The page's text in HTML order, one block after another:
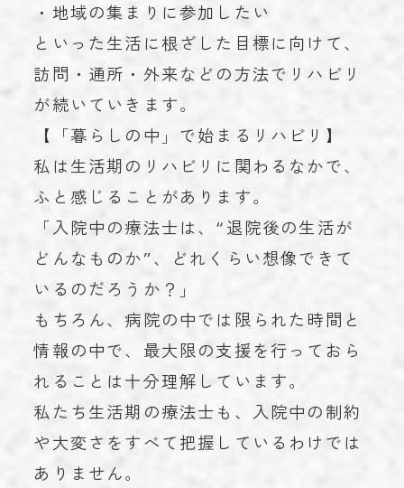
・地域の集まりに参加したい
といった生活に根ざした目標に向けて、
訪問・通所・外来などの方法でリハビリ
が続いていきます。
【「暮らしの中」で始まるリハビリ】
私は生活期のリハビリに関わるなかで、
ふと感じることがあります。
「入院中の療法士は、“退院後の生活が
どんなものか”、どれくらい想像できて
いるのだろうか？」
もちろん、病院の中では限られた時間と
情報の中で、最大限の支援を行っておら
れることは十分理解しています。
私たち生活期の療法士も、入院中の制約
や大変さをすべて把握しているわけでは
ありません。